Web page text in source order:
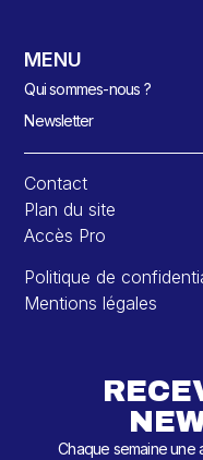
MENU
Qui sommes-nous ?
Newsletter
Contact
Plan du site
Accès Pro
Politique de
Mentions légales
Chaque semaine une